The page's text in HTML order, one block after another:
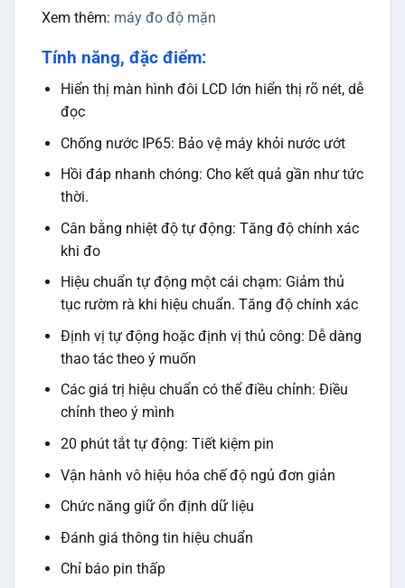
Xem thêm: máy đo độ mặn
Tính năng, đặc điểm:
Hiển thị màn hình đôi LCD lớn hiển thị rõ nét, dễ
đọc
Chống nước IP65: Bảo vệ máy khỏi nước ướt
Hồi đáp nhanh chóng: Cho kết quả gần như tức
thời.
Cân bằng nhiệt độ tự động: Tăng độ chính xác
khi đo
Hiệu chuẩn tự động một cái chạm: Giảm thủ
tục rườm rà khi hiệu chuẩn. Tăng độ chính xác
Định vị tự động hoặc định vị thủ công: Dễ dàng
thao tác theo ý muốn
Các giá trị hiệu chuẩn có thể điều chỉnh: Điều
chỉnh theo ý mình
20 phút tắt tự động: Tiết kiệm pin
Vận hành vô hiệu hóa chế độ ngủ đơn giản
Chức năng giữ ổn định dữ liệu
Đánh giá thông tin hiệu chuẩn
Chỉ báo pin thấp